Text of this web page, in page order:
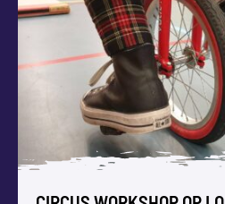
JONGEREN
In veel jongeren schuilt ‘een
workshop. Improviseren met
battelenverhoogt de